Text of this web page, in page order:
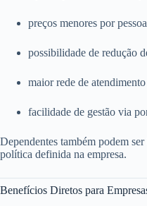
preços menores por pessoa
possibilidade de redução
maior rede de atendimento
facilidade de gestão via
Dependentes também podem
política definida na empresa.
Benefícios Diretos para